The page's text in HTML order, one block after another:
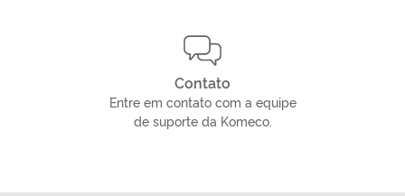
Contato
Entre em contato com a equipe
de suporte da Komeco.